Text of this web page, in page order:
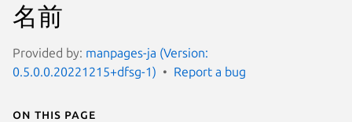
名前
Provided by: manpages-ja (Version:
0.5.0.0.20221215+dfsg-1)
Report a bug
On this page